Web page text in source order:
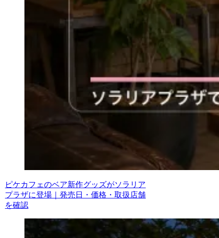
ピケカフェのベア新作グッズがソラリア
プラザに登場｜発売日・価格・取扱店舗
を確認